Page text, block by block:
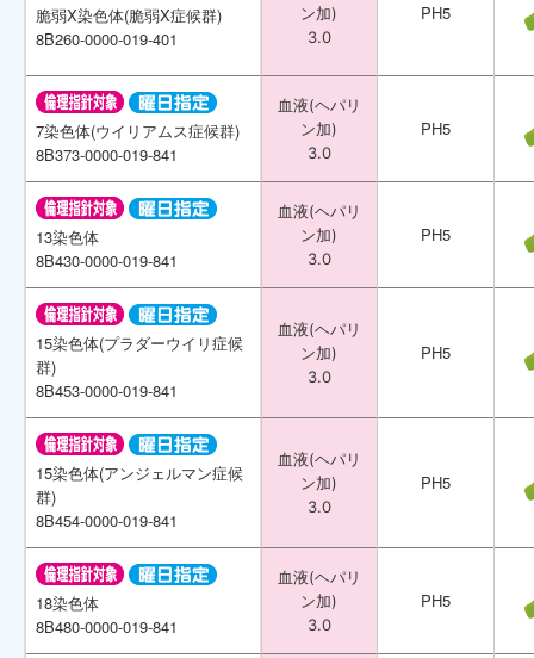
脆弱X染色体(脆弱X症候群)
8B260-0000-019-401
ン加)
3.0
PH5
7染色体(ウイリアムス症候群)
8B373-0000-019-841
血液(ヘパリ
ン加)
3.0
PH5
13染色体
8B430-0000-019-841
血液(ヘパリ
ン加)
3.0
PH5
15染色体(プラダーウイリ症候
群)
8B453-0000-019-841
血液(ヘパリ
ン加)
3.0
PH5
15染色体(アンジェルマン症候
群)
8B454-0000-019-841
血液(ヘパリ
ン加)
3.0
PH5
18染色体
8B480-0000-019-841
血液(ヘパリ
ン加)
3.0
PH5
脆弱X染色体(脆弱X症候群)
8B260-0000-019-401
ン加)
3.0
PH5
7染色体(ウイリアムス症候群)
8B373-0000-019-841
血液(ヘパリ
ン加)
3.0
PH5
13染色体
8B430-0000-019-841
血液(ヘパリ
ン加)
3.0
PH5
15染色体(プラダーウイリ症候
群)
8B453-0000-019-841
血液(ヘパリ
ン加)
3.0
PH5
15染色体(アンジェルマン症候
群)
8B454-0000-019-841
血液(ヘパリ
ン加)
3.0
PH5
18染色体
8B480-0000-019-841
血液(ヘパリ
ン加)
3.0
PH5